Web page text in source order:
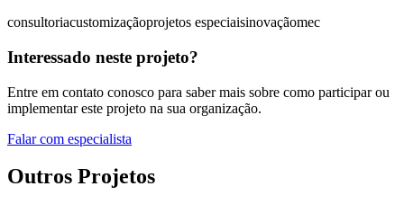
consultoriacustomizaçãoprojetos especiaisinovaçãomec
Interessado neste projeto?
Entre em contato conosco para saber mais sobre como participar ou
implementar este projeto na sua organização.
Falar com especialista
Outros Projetos